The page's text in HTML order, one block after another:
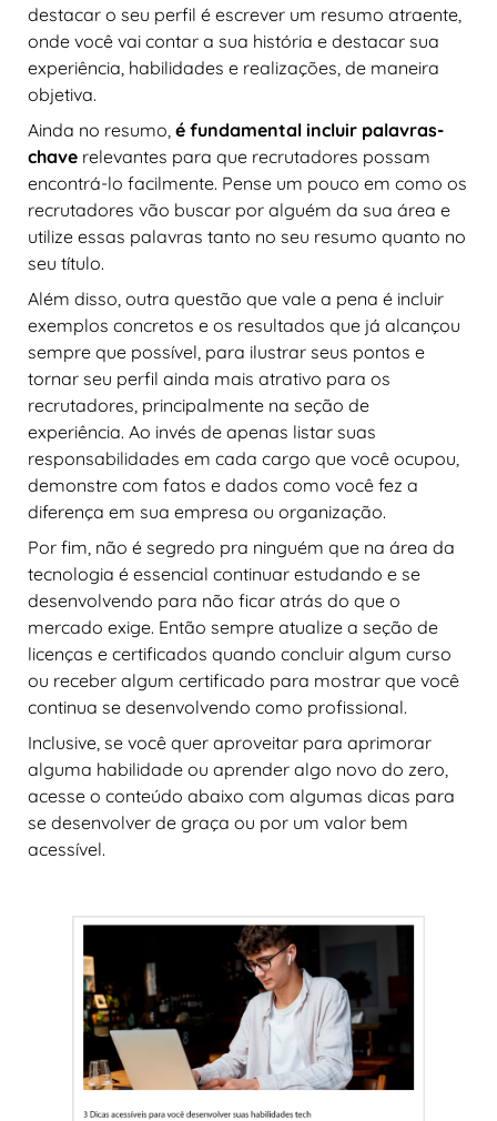
destacar o seu perfil é escrever um resumo atraente,
onde você vai contar a sua história e destacar sua
experiência, habilidades e realizações, de maneira
objetiva.
Ainda no resumo, é fundamental incluir palavras-
chave relevantes para que recrutadores possam
encontrá-lo facilmente. Pense um pouco em como os
recrutadores vão buscar por alguém da sua área e
utilize essas palavras tanto no seu resumo quanto no
seu título.
Além disso, outra questão que vale a pena é incluir
exemplos concretos e os resultados que já alcançou
sempre que possível, para ilustrar seus pontos e
tornar seu perfil ainda mais atrativo para os
recrutadores, principalmente na seção de
experiência. Ao invés de apenas listar suas
responsabilidades em cada cargo que você ocupou,
demonstre com fatos e dados como você fez a
diferença em sua empresa ou organização.
Por fim, não é segredo pra ninguém que na área da
tecnologia é essencial continuar estudando e se
desenvolvendo para não ficar atrás do que o
mercado exige. Então sempre atualize a seção de
licenças e certificados quando concluir algum curso
ou receber algum certificado para mostrar que você
continua se desenvolvendo como profissional.
Inclusive, se você quer aproveitar para aprimorar
alguma habilidade ou aprender algo novo do zero,
acesse o conteúdo abaixo com algumas dicas para
se desenvolver de graça ou por um valor bem
acessível.